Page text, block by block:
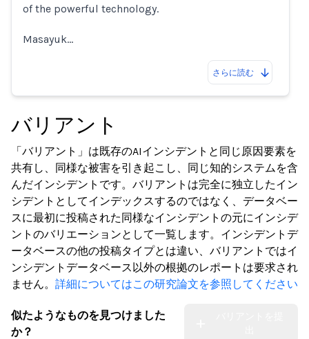
of the powerful technology.
Masayuk…
さらに読む
バリアント
「バリアント」は既存のAIインシデントと同じ原因要素を
共有し、同様な被害を引き起こし、同じ知的システムを含
んだインシデントです。バリアントは完全に独立したイン
シデントとしてインデックスするのではなく、データベー
スに最初に投稿された同様なインシデントの元にインシデ
ントのバリエーションとして一覧します。インシデントデ
ータベースの他の投稿タイプとは違い、バリアントではイ
ンシデントデータベース以外の根拠のレポートは要求され
ません。 詳細についてはこの研究論文を参照してください
似たようなものを見つけました
か？